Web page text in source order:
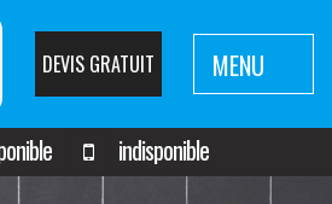
DEVIS GRATUIT MENU
indisponible